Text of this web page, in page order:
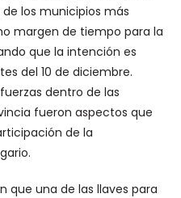
los municipios más
margen de tiempo para la
que la intención es
del 10 de diciembre.
dentro de las
fueron aspectos que
de la
que una de las llaves para